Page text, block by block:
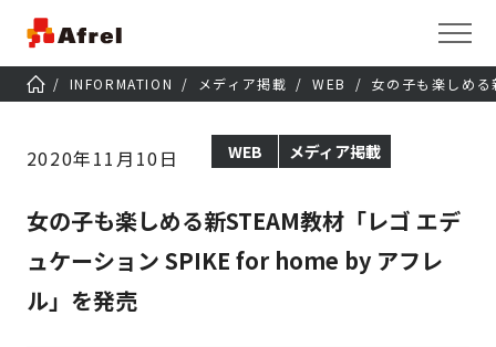
INFORMATION メディア掲載 WEB 女の子も楽しめ
2020年11月10日 WEB メディア掲載
女の子も楽しめる新STEAM教材「レゴ エデ
ュケーション SPIKE for home by アフレ
ル」を発売